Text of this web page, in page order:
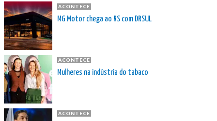
ACONTECE
MG Motor chega ao RS com DRSUL
ACONTECE
Mulheres na indústria do tabaco
ACONTECE